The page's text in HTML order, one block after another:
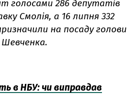
голосами 286 депутатів
Смолія, а 16 липня 332
на посаду голови
в НБУ: чи виправдав